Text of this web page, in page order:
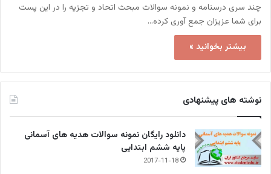
چند سری درسنامه و نمونه سوالات مبحث اتحاد و تجزیه را در این پست
برای شما عزیزان جمع آوری کرده…
بیشتر بخوانید »
نوشته های پیشنهادی
دانلود رایگان نمونه سوالات هدیه های آسمانی
پایه ششم ابتدایی
2017-11-18